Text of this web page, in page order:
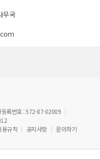
무국
등록번호 : 572-87-02009
용규칙 공지사항
문의하기